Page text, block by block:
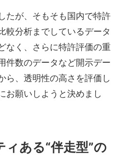
たが、そもそも国内で特許
較分析までしているデータ
なく、さらに特許評価の重
件数のデータなど開示デー
ら、透明性の高さを評価し
お願いしようと決めまし
ある“伴走型”の